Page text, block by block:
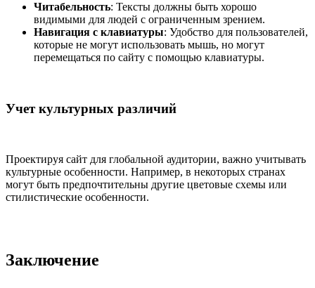
Читабельность: Тексты должны быть хорошо
видимыми для людей с ограниченным зрением.
Навигация с клавиатуры: Удобство для пользователей,
которые не могут использовать мышь, но могут
перемещаться по сайту с помощью клавиатуры.
Учет культурных различий
Проектируя сайт для глобальной аудитории, важно учитывать
культурные особенности. Например, в некоторых странах
могут быть предпочтительны другие цветовые схемы или
стилистические особенности.
Заключение